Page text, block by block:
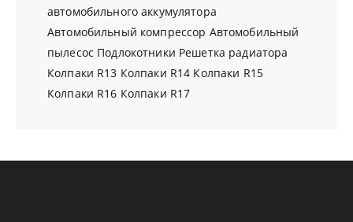
автомобильного аккумулятора
Автомобильный компрессор Автомобильный
пылесос Подлокотники Решетка радиатора
Колпаки R13 Колпаки R14 Колпаки R15
Колпаки R16 Колпаки R17